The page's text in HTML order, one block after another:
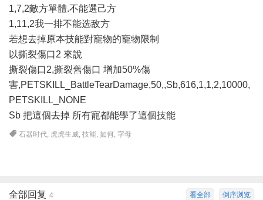
1,7,2敵方單體.不能選己方
1,11,2我一排不能选敌方
若想去掉原本技能對寵物的寵物限制
以撕裂傷口2 來說
撕裂傷口2,撕裂舊傷口 增加50%傷
害,PETSKILL_BattleTearDamage,50,,Sb,616,1,1,2,10000,
PETSKILL_NONE
Sb 把這個去掉 所有寵都能學了這個技能
石器时代, 虎虎生威,技能,如何,字母
倒序浏览
看全部
全部回复 4